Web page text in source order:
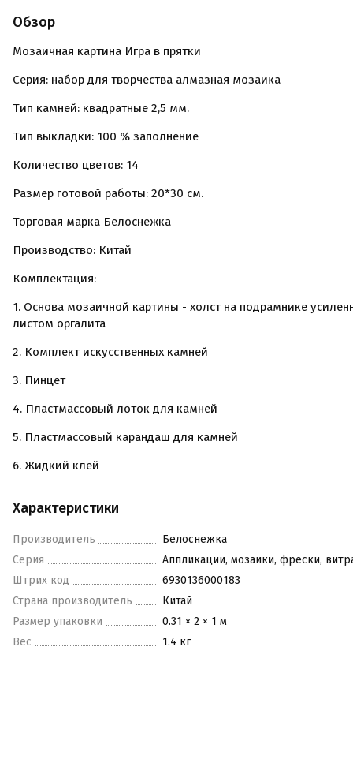
Обзор
Мозаичная картина Игра в прятки
Серия: набор для творчества алмазная мозаика
Тип камней: квадратные 2,5 мм.
Тип выкладки: 100 % заполнение
Количество цветов: 14
Размер готовой работы: 20*30 см.
Торговая марка Белоснежка
Производство: Китай
Комплектация:
1. Основа мозаичной картины - холст на подрамнике
листом оргалита
2. Комплект искусственных камней
3. Пинцет
4. Пластмассовый лоток для камней
5. Пластмассовый карандаш для камней
6. Жидкий клей
Характеристики
Производитель
Белоснежка
Серия
Аппликации, мозаики, фрески,
Штрих код
6930136000183
Страна производитель
Китай
Размер упаковки
0.31 × 2 × 1 м
Вес
1.4 кг